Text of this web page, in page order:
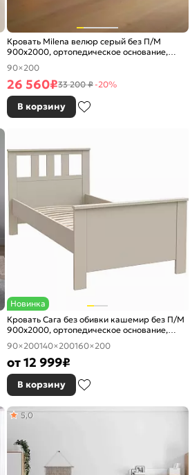
Кровать Milena велюр серый без П/М
900x2000, ортопедическое основание,
изголовье мягкое
90×200
26 560₽33 200 ₽-20%
В корзину
Новинка
Кровать Сага без обивки кашемир без П/М
900x2000, ортопедическое основание,
изголовье жесткое
90×200140×200160×200
от12 999₽
В корзину
5,0